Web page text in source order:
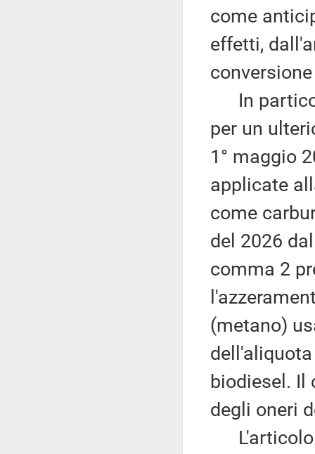
come
effetti,
In
per un
1° maggio
applicate
come
del 2026
comma 2
(metano)
biodiesel. Il
degli oneri
L'articolo